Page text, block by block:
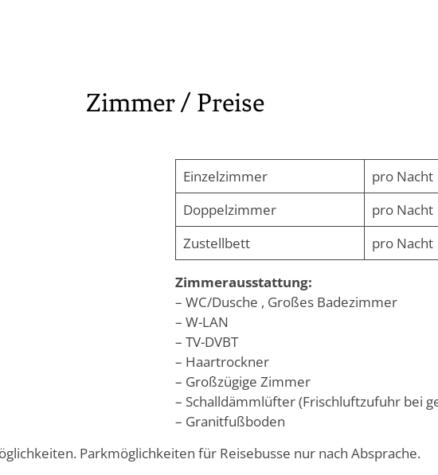
Zimmer / Preise
Einzelzimmer pro Nacht
Doppelzimmer
pro Nacht
Zustellbett
pro Nacht
Zimmerausstattung:
– WC/Dusche , Großes Badezimmer
– W-LAN
– TV-DVBT
– Haartrockner
– Großzügige Zimmer
– Schalldämmlüfter (Frischluftzufuhr bei
– Granitfußboden
Parkmöglichkeiten für Reisebusse nur nach Absprache.